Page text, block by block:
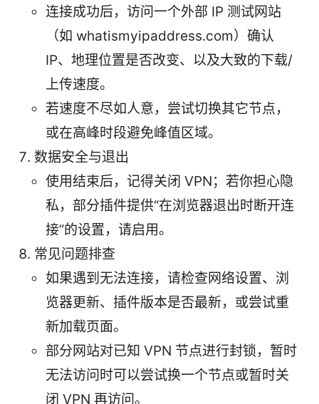
连接成功后，访问一个外部 IP 测试网站
（如 whatismyipaddress.com）确认
IP、地理位置是否改变、以及大致的下载/
上传速度。
若速度不尽如人意，尝试切换其它节点，
或在高峰时段避免峰值区域。
数据安全与退出
使用结束后，记得关闭 VPN；若你担心隐
私，部分插件提供“在浏览器退出时断开连
接”的设置，请启用。
常见问题排查
如果遇到无法连接，请检查网络设置、浏
览器更新、插件版本是否最新，或尝试重
新加载页面。
部分网站对已知 VPN 节点进行封锁，暂时
无法访问时可以尝试换一个节点或暂时关
闭 VPN 再访问。